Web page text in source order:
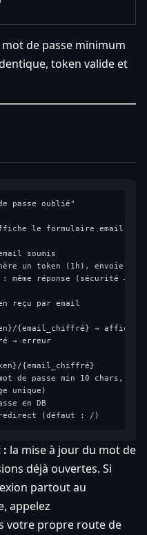
mot de passe minimum
token valide et
passe oublié"
le formulaire email
soumis
un token (1h), envoie un
même réponse (sécurité —
reçu par email
{email_chiffré} → affiche
→ erreur
{email_chiffré}
de passe min 10 chars,
unique)
en DB
: la mise à jour du mot de
déjà ouvertes. Si
partout au
appelez
votre propre route de